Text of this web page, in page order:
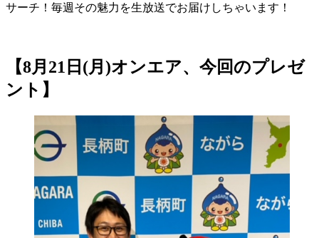
サーチ！毎週その魅力を生放送でお届けしちゃいます！
【8月21日(月)オンエア、今回のプレゼ
ント】